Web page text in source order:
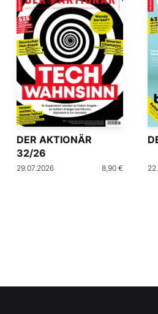
DER AKTIONÄR
32/26
29.07.2026 8,90 €